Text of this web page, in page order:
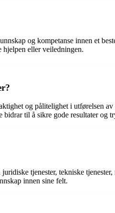
og kompetanse innen et
hjelpen eller veiledningen.
og pålitelighet i utførelsen
til å sikre gode resultater og
tjenester, tekniske
innen sine felt.